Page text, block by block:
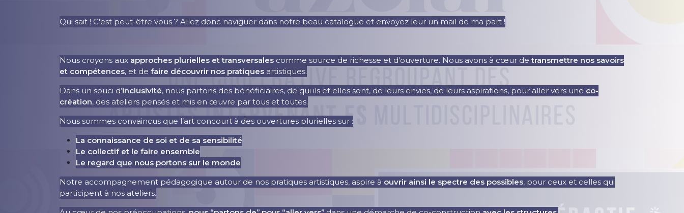
Qui sait ! C'est peut-être vous ? Allez donc naviguer dans notre beau catalogue et envoyez leur un mail de ma part !
Nous croyons aux approches plurielles et transversales comme source de richesse et d’ouverture. Nous avons à cœur detransmettre nos savoirs
et compétences, et de faire découvrir nos pratiques artistiques.
Dans un souci d’inclusivité, nous partons des bénéficiaires, de qui ils et elles sont, de leurs envies, de leurs aspirations, pour aller vers une co-
création, des ateliers pensés et mis en œuvre par tous et toutes.
Nous sommes convaincus que l’art concourt à des ouvertures plurielles sur :
La connaissance de soi et de sa sensibilité
Le collectif et le faire ensemble
Le regard que nous portons sur le monde
Notre accompagnement pédagogique autour de nos pratiques artistiques, aspire à ouvrir ainsi le spectre des possibles, pour ceux et celles qui
participent à nos ateliers.